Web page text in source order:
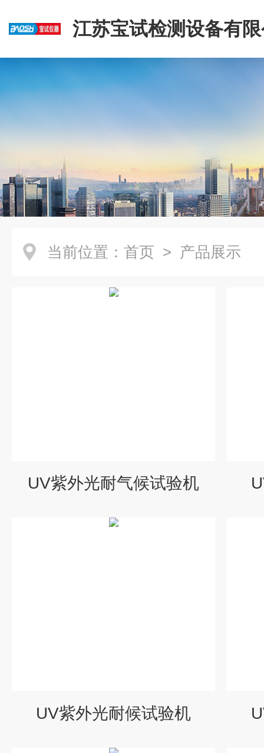
江苏宝试检测设备有
当前位置： 首页 > 产品展示
UV紫外光耐气候试验机
UV紫外光耐候试验机